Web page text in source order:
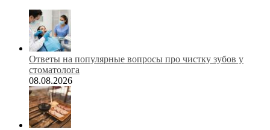
Ответы на популярные вопросы про чистку зубов у
стоматолога
08.08.2026